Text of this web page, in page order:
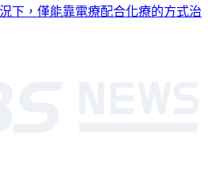
下，僅能靠電療配合化療的方式治